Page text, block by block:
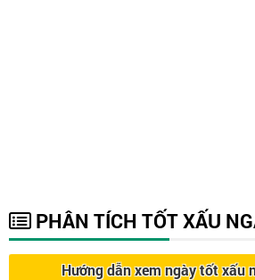
PHÂN TÍCH TỐT XẤU
Hướng dẫn xem ngày tốt xấu